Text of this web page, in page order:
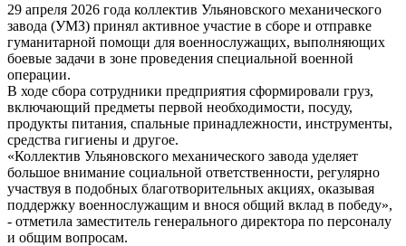
29 апреля 2026 года коллектив Ульяновского механического
завода (УМЗ) принял активное участие в сборе и отправке
гуманитарной помощи для военнослужащих, выполняющих
боевые задачи в зоне проведения специальной военной
операции.
В ходе сбора сотрудники предприятия сформировали груз,
включающий предметы первой необходимости, посуду,
продукты питания, спальные принадлежности, инструменты,
средства гигиены и другое.
«Коллектив Ульяновского механического завода уделяет
большое внимание социальной ответственности, регулярно
участвуя в подобных благотворительных акциях, оказывая
поддержку военнослужащим и внося общий вклад в победу»,
- отметила заместитель генерального директора по персоналу
и общим вопросам.